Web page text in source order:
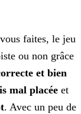
faites, le jeu
ou non grâce
et bien
mal placée et
. Avec un peu de